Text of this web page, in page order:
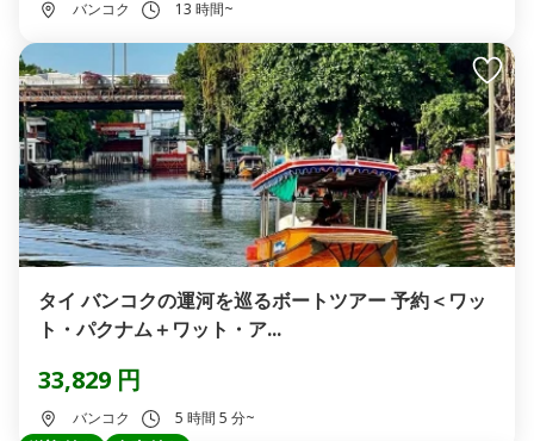
バンコク 13 時間~
タイ バンコクの運河を巡るボートツアー 予約＜ワッ
ト・パクナム＋ワット・ア...
33,829 円
バンコク 5 時間 5 分~